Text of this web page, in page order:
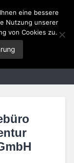
eine bessere
Nutzung unserer
von Cookies zu.